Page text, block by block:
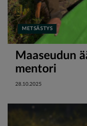
METSÄSTYS
Maaseudun
mentori
28.10.2025